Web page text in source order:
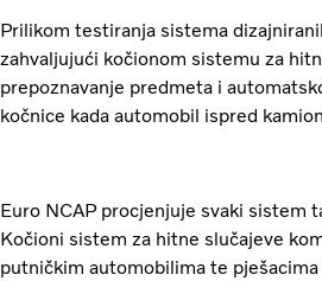
Prilikom testiranja sistema
zahvaljujući kočionom sistemu za
prepoznavanje predmeta i
kočnice kada automobil ispred
Euro NCAP procjenjuje svaki sistem
Kočioni sistem za hitne slučajeve
putničkim automobilima te